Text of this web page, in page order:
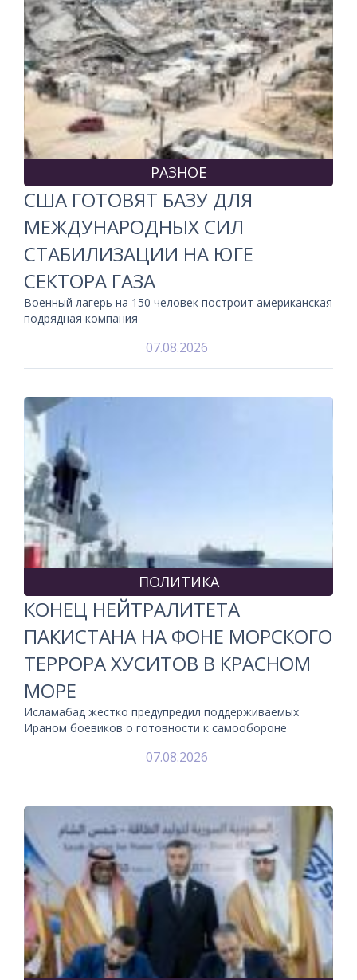
РАЗНОЕ
США ГОТОВЯТ БАЗУ ДЛЯ
МЕЖДУНАРОДНЫХ СИЛ
СТАБИЛИЗАЦИИ НА ЮГЕ
СЕКТОРА ГАЗА
Военный лагерь на 150 человек построит американская
подрядная компания
07.08.2026
ПОЛИТИКА
КОНЕЦ НЕЙТРАЛИТЕТА
ПАКИСТАНА НА ФОНЕ МОРСКОГО
ТЕРРОРА ХУСИТОВ В КРАСНОМ
МОРЕ
Исламабад жестко предупредил поддерживаемых
Ираном боевиков о готовности к самообороне
07.08.2026